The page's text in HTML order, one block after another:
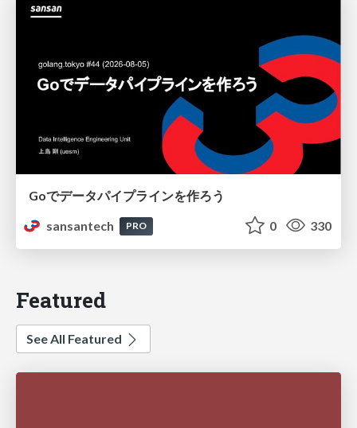
Goでデータパイプラインを作ろう
sansantech
PRO 0 330
Featured
See All Featured